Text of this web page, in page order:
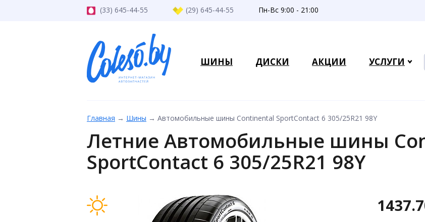
(33) 645-44-55 (29) 645-44-55 Пн-Вс 9:00 - 21:00
ШИНЫ ДИСКИ АКЦИИ УСЛУГИ
Главная → Шины → Автомобильные шины Continental SportContact 6 305/25R21 98Y
Летние Автомобильные шины
SportContact 6 305/25R21 98Y